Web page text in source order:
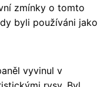
zmínky o tomto
byli používáni jako
vyvinul v